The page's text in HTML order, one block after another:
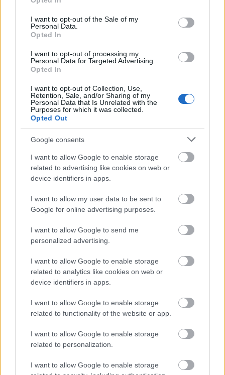
use your data for below specified purposes in below Google
consent section.
I want to opt-out of the Sale of my
Personal Data.
Opted In
I want to opt-out of processing my
Personal Data for Targeted Advertising.
Opted In
I want to opt-out of Collection, Use,
Retention, Sale, and/or Sharing of my
Personal Data that Is Unrelated with the
Purposes for which it was collected.
Opted Out
Google consents
I want to allow Google to enable storage
related to advertising like cookies on web or
device identifiers in apps.
I want to allow my user data to be sent to
Google for online advertising purposes.
I want to allow Google to send me
personalized advertising.
I want to allow Google to enable storage
related to analytics like cookies on web or
device identifiers in apps.
I want to allow Google to enable storage
related to functionality of the website or app.
I want to allow Google to enable storage
related to personalization.
I want to allow Google to enable storage
TáncPark - Nyáresti táncélmény
élőben
mtothorsi•2020. június 24.
táncok júliusban Buda legnagyobb, ikonikus
rendezvényhelyszínén, a Millenárison.
Kaszás Attila-díj - elindult a